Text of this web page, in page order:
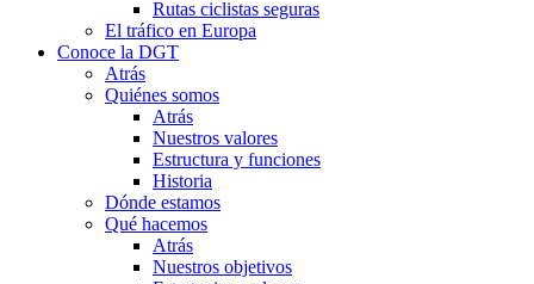
Rutas ciclistas seguras
El tráfico en Europa
Conoce la DGT
Atrás
Quiénes somos
Atrás
Nuestros valores
Estructura y funciones
Historia
Dónde estamos
Qué hacemos
Atrás
Nuestros objetivos